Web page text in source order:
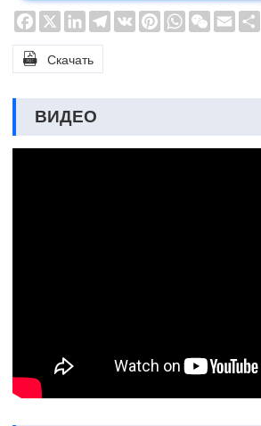
Facebook
X LinkedInTelegram
VK PinterestWhatsApp
WeChat
Email
 Скачать
ВИДЕО